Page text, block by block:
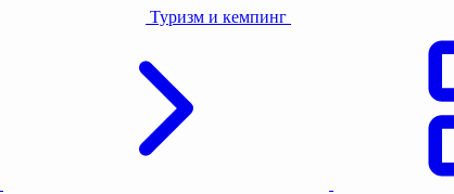
Туризм и кемпинг